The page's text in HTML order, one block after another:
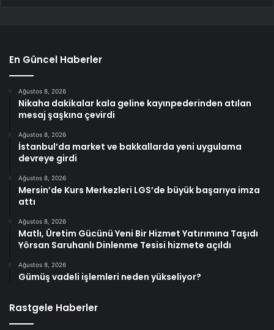
En Güncel Haberler
Ağustos 8, 2026
Nikaha dakikalar kala geline kayınpederinden atılan
mesaj şaşkına çevirdi
Ağustos 8, 2026
İstanbul’da market ve bakkallarda yeni uygulama
devreye girdi
Ağustos 8, 2026
Mersin’de Kurs Merkezleri LGS’de büyük başarıya imza
attı
Ağustos 8, 2026
Matlı, Üretim Gücünü Yeni Bir Hizmet Yatırımına Taşıdı
Yörsan Saruhanlı Dinlenme Tesisi hizmete açıldı
Ağustos 8, 2026
Gümüş vadeli işlemleri neden yükseliyor?
Rastgele Haberler